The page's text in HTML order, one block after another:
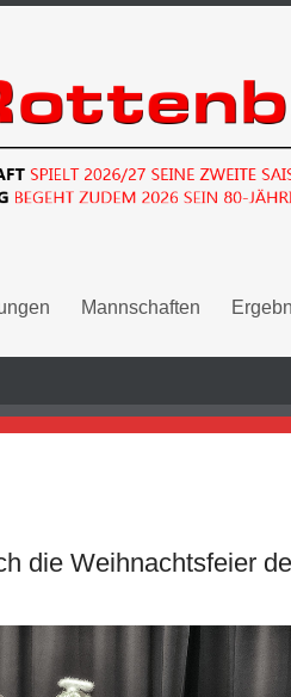
Mannschaften
die Weihnachtsfeier